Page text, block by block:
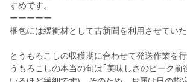
すめです。
ーーーーー
梱包には緩衝材として古新聞を利用させていた
とうもろこしの収穫期に合わせて発送作業を
うもろこしの本当の旬は｢美味しさのピーク前